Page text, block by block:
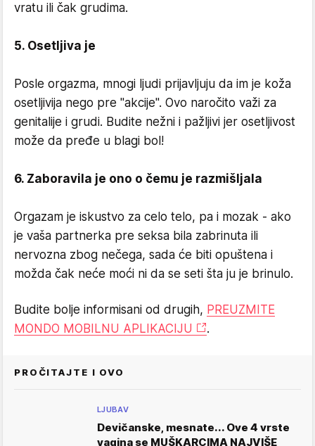
vratu ili čak grudima.
5. Osetljiva je
Posle orgazma, mnogi ljudi prijavljuju da im je koža
osetljivija nego pre "akcije". Ovo naročito važi za
genitalije i grudi. Budite nežni i pažljivi jer osetljivost
može da pređe u blagi bol!
6. Zaboravila je ono o čemu je razmišljala
Orgazam je iskustvo za celo telo, pa i mozak - ako
je vaša partnerka pre seksa bila zabrinuta ili
nervozna zbog nečega, sada će biti opuštena i
možda čak neće moći ni da se seti šta ju je brinulo.
Budite bolje informisani od drugih, PREUZMITE
MONDO MOBILNU APLIKACIJU
.
PROČITAJTE I OVO
LJUBAV
Devičanske, mesnate... Ove 4 vrste
vagina se MUŠKARCIMA NAJVIŠE